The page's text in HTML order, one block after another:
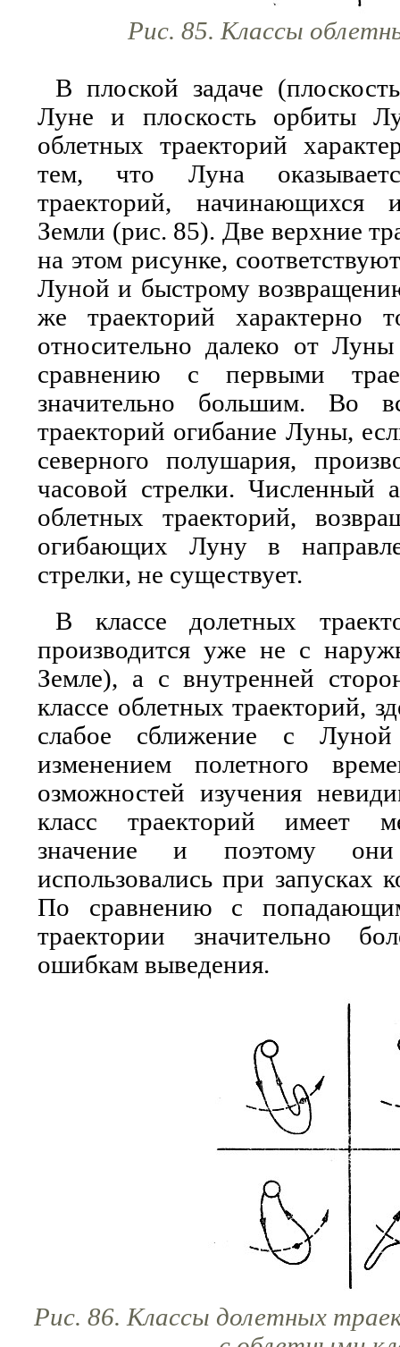
Рис. 85. Классы
В плоской задаче
Луне и плоскость орбиты
облетных траекторий
тем, что Луна
траекторий,
Земли (рис. 85). Две верхние
на этом рисунке,
Луной и быстрому
же траекторий характерно
относительно далеко от
сравнению с первыми
значительно большим. Во
траекторий огибание Луны,
северного полушария,
часовой стрелки. Численный
облетных траекторий,
огибающих Луну в
стрелки, не существует.
В классе долетных
производится уже не с
Земле), а с внутренней
классе облетных траекторий,
слабое сближение с
изменением полетного
озможностей изучения
класс траекторий имеет
значение и поэтому
использовались при запусках
По сравнению с
траектории значительно
ошибкам выведения.
Рис. 86. Классы долетных